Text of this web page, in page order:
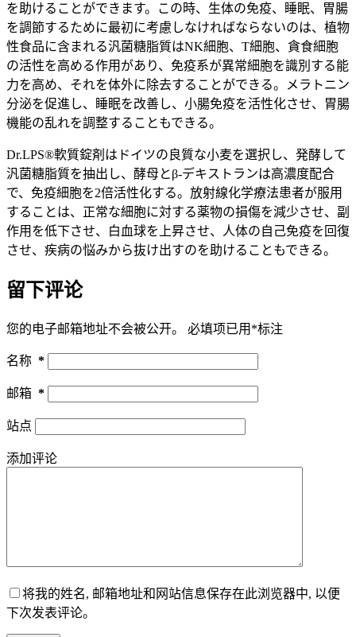
を助けることができます。この時、生体の免疫、睡眠、胃腸
を調節するために最初に考慮しなければならないのは、植物
性食品に含まれる汎菌糖脂質はNK細胞、T細胞、貪食細胞
の活性を高める作用があり、免疫系が異常細胞を識別する能
力を高め、それを体外に除去することができる。メラトニン
分泌を促進し、睡眠を改善し、小腸免疫を活性化させ、胃腸
機能の乱れを調整することもできる。
Dr.LPS®軟質錠剤はドイツの良質な小麦を選択し、発酵して
汎菌糖脂質を抽出し、酵母とβ-デキストランは高濃度配合
で、免疫細胞を2倍活性化する。放射線化学療法患者が服用
することは、正常な細胞に対する薬物の損傷を減少させ、副
作用を低下させ、白血球を上昇させ、人体の自己免疫を回復
させ、疾病の悩みから抜け出すのを助けることもできる。
留下评论
您的电子邮箱地址不会被公开。 必填项已用 *标注
名称 *
邮箱 *
站点
添加评论
将我的姓名, 邮箱地址和网站信息保存在此浏览器中, 以便
下次发表评论。